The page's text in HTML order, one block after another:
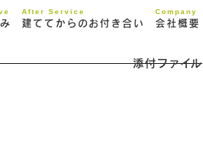
After Service
建ててからのお付き合い
Company
会社概要
添付ファイル